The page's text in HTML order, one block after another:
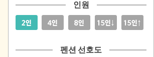
인원
펜션 선호도